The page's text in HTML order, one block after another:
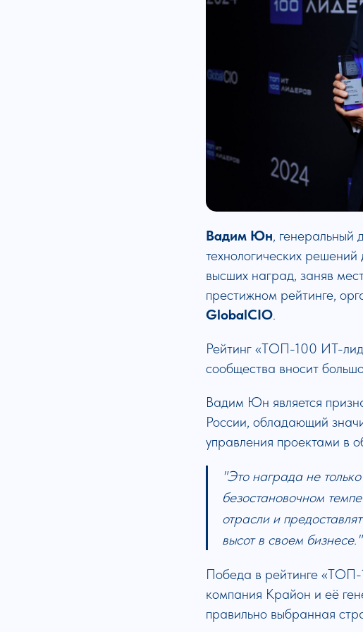
Вадим Юн, генеральный
технологических
высших наград, заняв
престижном рейтинге,
GlobalCIO.
Рейтинг «ТОП-100 ИТ-
сообщества вносит
Вадим Юн является
России, обладающий
управления проектами в
"Это награда не
безостановочном
отрасли и
высот в своем
Победа в рейтинге «ТОП-
компания Крайон и её
правильно выбранная